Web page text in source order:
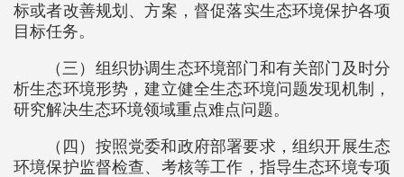
标或者改善规划、方案，督促落实生态环境保护各项
目标任务。
（三）组织协调生态环境部门和有关部门及时分
析生态环境形势，建立健全生态环境问题发现机制，
研究解决生态环境领域重点难点问题。
（四）按照党委和政府部署要求，组织开展生态
环境保护监督检查、考核等工作，指导生态环境专项